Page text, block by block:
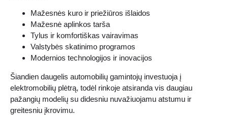
Mažesnės kuro ir priežiūros išlaidos
Mažesnė aplinkos tarša
Tylus ir komfortiškas vairavimas
Valstybės skatinimo programos
Modernios technologijos ir inovacijos
Šiandien daugelis automobilių gamintojų investuoja į
elektromobilių plėtrą, todėl rinkoje atsiranda vis daugiau
pažangių modelių su didesniu nuvažiuojamu atstumu ir
greitesniu įkrovimu.